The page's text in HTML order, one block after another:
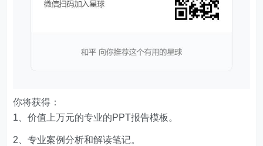
你将获得：
1、价值上万元的专业的PPT报告模板。
2、专业案例分析和解读笔记。